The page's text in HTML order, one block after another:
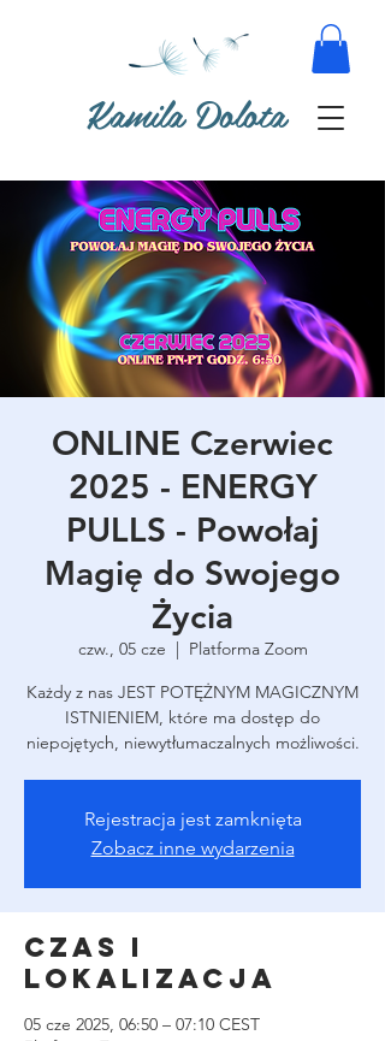
Kamila Dolota
ONLINE Czerwiec
2025 - ENERGY
PULLS - Powołaj
Magię do Swojego
Życia
czw., 05 cze
  |
Platforma Zoom
Każdy z nas JEST POTĘŻNYM MAGICZNYM
ISTNIENIEM, które ma dostęp do
niepojętych, niewytłumaczalnych możliwości.
Rejestracja jest zamknięta
Zobacz inne wydarzenia
Czas i
lokalizacja
05 cze 2025, 06:50 – 07:10 CEST